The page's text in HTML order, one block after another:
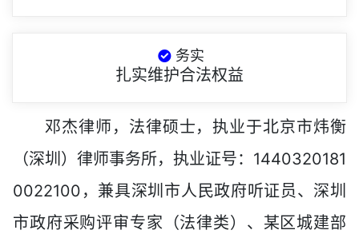
务实
扎实维护合法权益
邓杰律师，法律硕士，执业于北京市炜衡
（深圳）律师事务所，执业证号：1440320181
0022100，兼具深圳市人民政府听证员、深圳
市政府采购评审专家（法律类）、某区城建部